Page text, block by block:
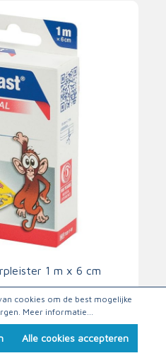
1 m x 6 cm
cookies om de best mogelijke
Meer informatie...
Alle cookies accepteren